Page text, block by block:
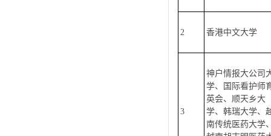
2 香港中文大学
3
神户情报大公司
学、国际看护师
英会、顺天乡大
学、韩瑞大学、
南传统医药大学